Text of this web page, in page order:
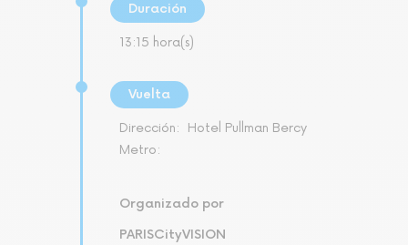
Duración
13:15 hora(s)
Vuelta
Dirección:
Hotel Pullman Bercy
Metro:
Organizado por
PARISCityVISION